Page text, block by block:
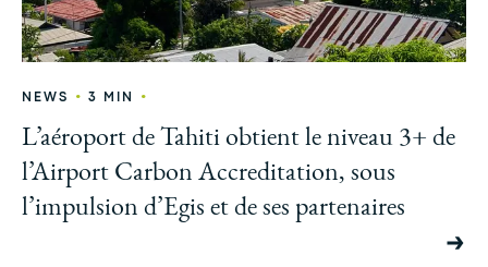
NEWS • 3 MIN •
L’aéroport de Tahiti obtient le niveau 3+ de
l’Airport Carbon Accreditation, sous
l’impulsion d’Egis et de ses partenaires